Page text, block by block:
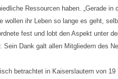
Ressourcen haben. „Gerade in
ihr Leben so lange es geht,
fest und lobt den Aspekt unter
Dank galt allen Mitgliedern des
betrachtet in Kaiserslautern von